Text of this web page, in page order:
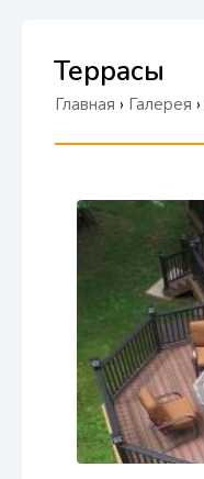
Террасы
Главная › Галерея ›